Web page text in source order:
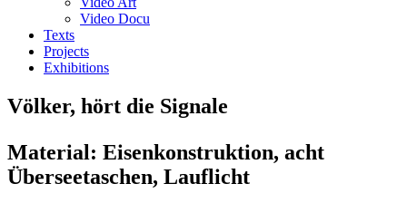
Video Docu
Texts
Projects
Exhibitions
Völker, hört die Signale
Material: Eisenkonstruktion, acht
Überseetaschen, Lauflicht